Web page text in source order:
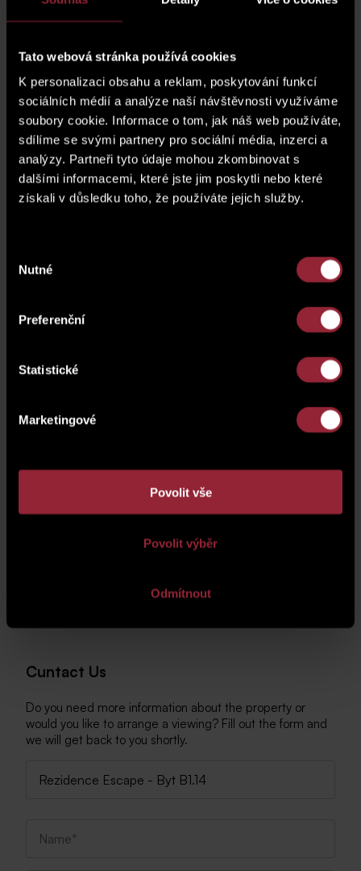
Tato webová stránka používá cookies
K personalizaci obsahu a reklam, poskytování funkcí
sociálních médií a analýze naší návštěvnosti využíváme
soubory cookie. Informace o tom, jak náš web používáte,
sdílíme se svými partnery pro sociální média, inzerci a
analýzy. Partneři tyto údaje mohou zkombinovat s
dalšími informacemi, které jste jim poskytli nebo které
získali v důsledku toho, že používáte jejich služby.
souhlasu
Nutné
Preferenční
Statistické
Marketingové
Povolit vše
Povolit výběr
Odmítnout
Basement (cellar) SK1.105
price of a parking space* display the price
* The price of the unit does not include a parking
space.
Cuntact Us
Do you need more information about the property or
would you like to arrange a viewing? Fill out the form and
we will get back to you shortly.